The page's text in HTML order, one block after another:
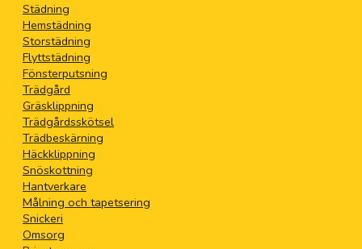
Städning
Hemstädning
Storstädning
Flyttstädning
Fönsterputsning
Trädgård
Gräsklippning
Trädgårdsskötsel
Trädbeskärning
Häckklippning
Snöskottning
Hantverkare
Målning och tapetsering
Snickeri
Omsorg